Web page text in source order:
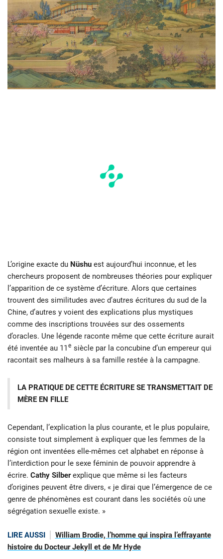
L’origine exacte du Nüshu est aujourd’hui inconnue, et les
chercheurs proposent de nombreuses théories pour expliquer
l’apparition de ce système d’écriture. Alors que certaines
trouvent des similitudes avec d’autres écritures du sud de la
Chine, d’autres y voient des explications plus mystiques
comme des inscriptions trouvées sur des ossements
d’oracles. Une légende raconte même que cette écriture aurait
été inventée au 11 e siècle par la concubine d’un empereur qui
racontait ses malheurs à sa famille restée à la campagne.
LA PRATIQUE DE CETTE ÉCRITURE SE TRANSMETTAIT DE
MÈRE EN FILLE
Cependant, l’explication la plus courante, et le plus populaire,
consiste tout simplement à expliquer que les femmes de la
région ont inventées elle-mêmes cet alphabet en réponse à
l’interdiction pour le sexe féminin de pouvoir apprendre à
écrire. Cathy Silberexplique que même si les facteurs
d’origines peuvent être divers, « je dirai que l’émergence de ce
genre de phénomènes est courant dans les sociétés où une
ségrégation sexuelle existe. »
LIRE AUSSI
William Brodie, l’homme qui inspira l’effrayante
histoire du Docteur Jekyll et de Mr Hyde